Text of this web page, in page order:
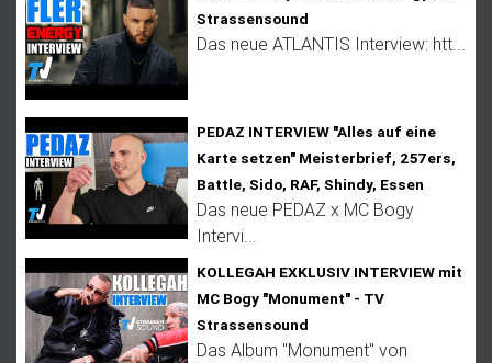
Strassensound
Das neue ATLANTIS Interview: htt...
PEDAZ INTERVIEW "Alles auf eine
Karte setzen" Meisterbrief, 257ers,
Battle, Sido, RAF, Shindy, Essen
Das neue PEDAZ x MC Bogy
Intervi...
KOLLEGAH EXKLUSIV INTERVIEW mit
MC Bogy "Monument" - TV
Strassensound
Das Album "Monument" von